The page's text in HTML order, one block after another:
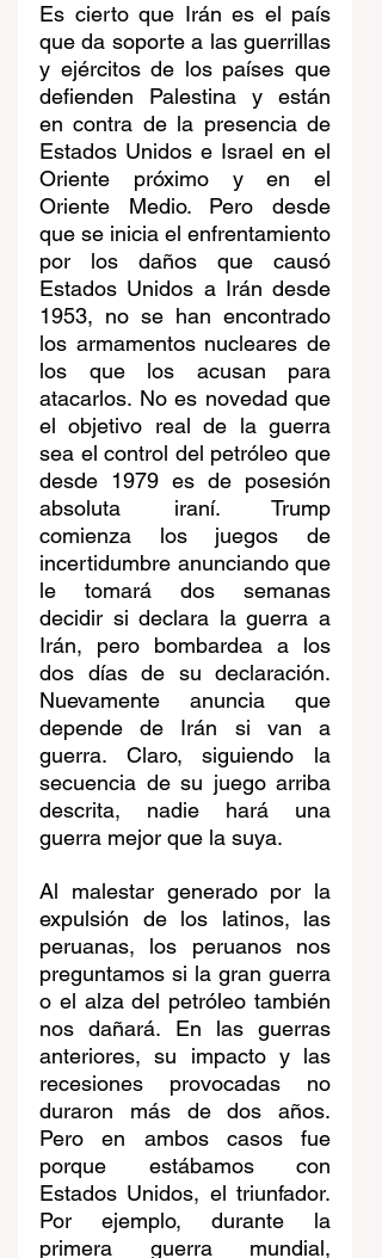
Es cierto que Irán es el país
que da soporte a las guerrillas
y ejércitos de los países que
defienden Palestina y están
en contra de la presencia de
Estados Unidos e Israel en el
Oriente próximo y en el
Oriente Medio. Pero desde
que se inicia el enfrentamiento
por los daños que causó
Estados Unidos a Irán desde
1953, no se han encontrado
los armamentos nucleares de
los que los acusan para
atacarlos. No es novedad que
el objetivo real de la guerra
sea el control del petróleo que
desde 1979 es de posesión
absoluta iraní. Trump
comienza los juegos de
incertidumbre anunciando que
le tomará dos semanas
decidir si declara la guerra a
Irán, pero bombardea a los
dos días de su declaración.
Nuevamente anuncia que
depende de Irán si van a
guerra. Claro, siguiendo la
secuencia de su juego arriba
descrita, nadie hará una
guerra mejor que la suya.
Al malestar generado por la
expulsión de los latinos, las
peruanas, los peruanos nos
preguntamos si la gran guerra
o el alza del petróleo también
nos dañará. En las guerras
anteriores, su impacto y las
recesiones provocadas no
duraron más de dos años.
Pero en ambos casos fue
porque estábamos con
Estados Unidos, el triunfador.
Por ejemplo, durante la
primera guerra mundial,